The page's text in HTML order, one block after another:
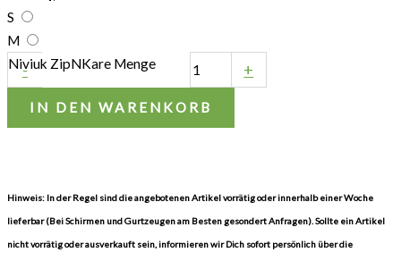
S
M
-
Niviuk ZipNKare Menge +
IN DEN WARENKORB
Hinweis: In der Regel sind die angebotenen Artikel vorrätig oder innerhalb einer Woche
lieferbar (Bei Schirmen und Gurtzeugen am Besten gesondert Anfragen). Sollte ein Artikel
nicht vorrätig oder ausverkauft sein, informieren wir Dich sofort persönlich über die